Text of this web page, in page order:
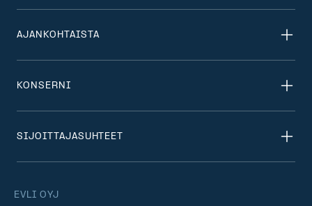
EVLI OYJ
AJANKOHTAISTA
KONSERNI
SIJOITTAJASUHTEET